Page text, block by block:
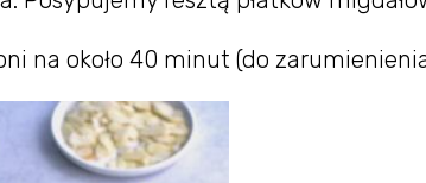
na około 40 minut (do